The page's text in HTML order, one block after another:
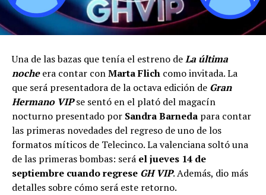
Una de las bazas que tenía el estreno deLa última
nocheera contar conMarta Flich como invitada. La
que será presentadora de la octava edición de Gran
Hermano VIPse sentó en el plató del magacín
nocturno presentado por Sandra Barneda para contar
las primeras novedades del regreso de uno de los
formatos míticos de Telecinco. La valenciana soltó una
de las primeras bombas: será el jueves 14 de
septiembre cuando regrese GH VIP. Además, dio más
detalles sobre cómo será este retorno.